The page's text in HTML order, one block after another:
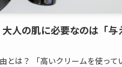
人の肌に必要なのは「与
とは？ 「高いクリームを使っ